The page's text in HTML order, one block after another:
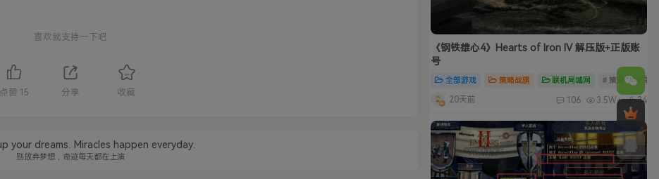
喜欢就支持一下吧
点赞 15 分享 收藏
your dreams. Miracles happen everyday.
别放弃梦想，奇迹每天都在上演
《钢铁雄心4》Hearts of Iron IV 解压版+正版账
号
全部游戏 策略战旗 联机局域网 # 策略 # 单
20天前 106 3.5W+ 34